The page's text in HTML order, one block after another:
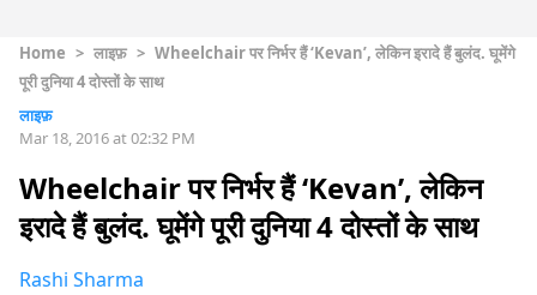
Home > लाइफ़ > Wheelchair पर निर्भर हैं ‘Kevan’, लेकिन इरादे हैं बुलंद. घूमेंगे
पूरी दुनिया 4 दोस्तों के साथ
लाइफ़
Mar 18, 2016 at 02:32 PM
Wheelchair पर निर्भर हैं ‘Kevan’, लेकिन
इरादे हैं बुलंद. घूमेंगे पूरी दुनिया 4 दोस्तों के साथ
Rashi Sharma